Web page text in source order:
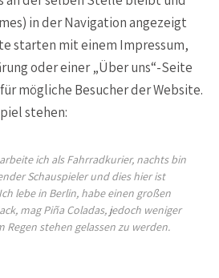
in der Navigation angezeigt
starten mit einem Impressum,
oder einer „Über uns“-Seite
mögliche Besucher der Website.
stehen:
ich als Fahrradkurier, nachts bin
Schauspieler und dies hier ist
lebe in Berlin, habe einen großen
mag Piña Coladas, jedoch weniger
Regen stehen gelassen zu werden.